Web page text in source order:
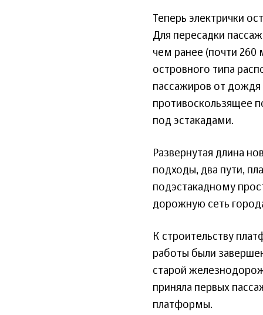
Теперь электрички
Для пересадки
чем ранее (почти
островного типа
пассажиров от дождя
противоскользящее
под эстакадами.
Развернутая длина
подходы, два пути,
подэстакадному
дорожную сеть
К строительству
работы были
старой
приняла первых
платформы.